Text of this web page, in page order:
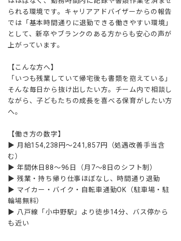
られる環境です。キャリアアドバイザーからの報告
では「基本時間通りに退勤できる働きやすい環境」
として、新卒やブランクのある方からも安心の声が
上がっています。
【こんな方へ】
「いつも残業していて帰宅後も書類を抱えている」
そんな毎日から抜け出したい方。チーム内で相談し
ながら、子どもたちの成長を喜べる保育がしたい方
へ。
【働き方の数字】
▶ 月給154,238円～241,857円（処遇改善手当含
む）
▶ 年間休日88～96日（月7～8日のシフト制）
▶ 残業・持ち帰り仕事ほぼなし、時間通り退勤
▶ マイカー・バイク・自転車通勤OK（駐車場・駐
輪場無料）
▶ 八戸線「小中野駅」より徒歩14分、バス停から
も近い